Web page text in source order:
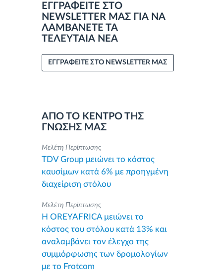
ΕΓΓΡΑΦΕΙΤΕ ΣΤΟ
NEWSLETTER ΜΑΣ ΓΙΑ ΝΑ
ΛΑΜΒΑΝΕΤΕ ΤΑ
ΤΕΛΕΥΤΑΙΑ ΝΕΑ
ΕΓΓΡΑΦΕΙΤΕ ΣΤΟ NEWSLETTER ΜΑΣ
ΑΠΟ ΤΟ ΚΕΝΤΡΟ ΤΗΣ
ΓΝΩΣΗΣ ΜΑΣ
Μελέτη Περίπτωσης
TDV Group μειώνει το κόστος
καυσίμων κατά 6% με προηγμένη
διαχείριση στόλου
Μελέτη Περίπτωσης
Η OREYAFRICA μειώνει το
κόστος του στόλου κατά 13% και
αναλαμβάνει τον έλεγχο της
συμμόρφωσης των δρομολογίων
με το Frotcom